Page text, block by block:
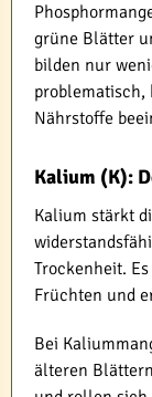
grüne Blätter
bilden nur
problematisch,
Nährstoffe
Kalium (K):
Kalium stärkt
Trockenheit.
Früchten und
Bei
älteren